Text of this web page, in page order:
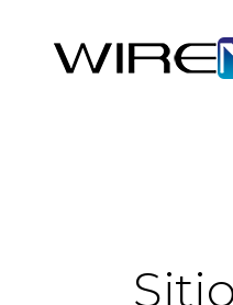
With, Content-Type,